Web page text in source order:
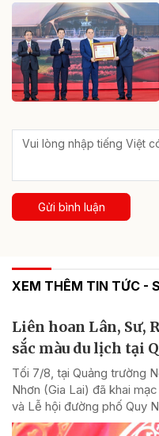
Gửi bình luận
XEM THÊM TIN TỨC -
Liên hoan Lân, Sư,
sắc màu du lịch tại
Tối 7/8, tại Quảng trường
Nhơn (Gia Lai) đã khai
và Lễ hội đường phố Quy